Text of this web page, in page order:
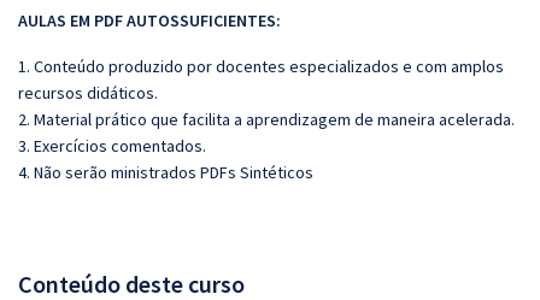
AULAS EM PDF AUTOSSUFICIENTES:
1. Conteúdo produzido por docentes especializados e com amplos
recursos didáticos.
2. Material prático que facilita a aprendizagem de maneira acelerada.
3. Exercícios comentados.
4. Não serão ministrados PDFs Sintéticos
Conteúdo deste curso